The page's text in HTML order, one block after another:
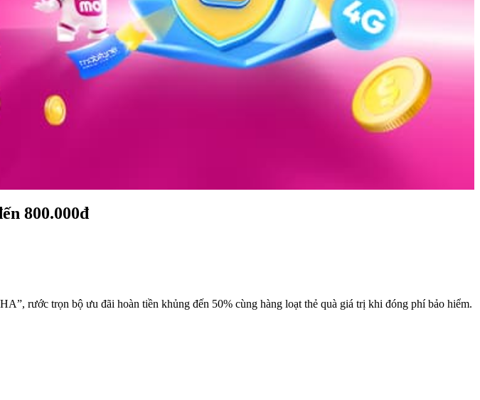
800.000đ
rước trọn bộ ưu đãi hoàn tiền khủng đến 50% cùng hàng loạt thẻ quà giá trị khi đóng phí bảo hiểm.